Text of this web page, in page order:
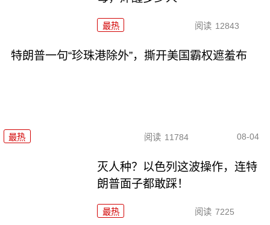
最热 阅读 12843
特朗普一句“珍珠港除外”，撕开美国霸权遮羞布
最热 阅读 11784 08-04
灭人种？以色列这波操作，连特
朗普面子都敢踩！
最热 阅读 7225